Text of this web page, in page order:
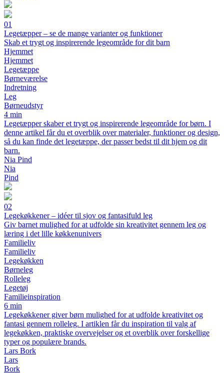
01
Legetæpper – se de mange varianter og funktioner
Skab et trygt og inspirerende legeområde for dit barn
Hjemmet
Hjemmet
Legetæppe
Børneværelse
Indretning
Leg
Børneudstyr
4 min
Legetæpper skaber et trygt og inspirerende legeområde for børn. I
denne artikel får du et overblik over materialer, funktioner og design,
så du kan finde det legetæppe, der passer bedst til dit hjem og dit
barn.
Nia Pind
Nia
Pind
02
Legekøkkener – idéer til sjov og fantasifuld leg
Giv barnet mulighed for at udfolde sin kreativitet gennem leg og
læring i det lille køkkenunivers
Familieliv
Familieliv
Legekøkken
Børneleg
Rolleleg
Legetøj
Familieinspiration
6 min
Legekøkkener giver børn mulighed for at udfolde kreativitet og
fantasi gennem rolleleg. I artiklen får du inspiration til valg af
legekøkken, praktiske overvejelser og et overblik over forskellige
typer og populære brands.
Lars Bork
Lars
Bork